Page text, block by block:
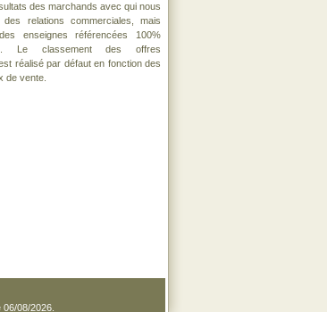
des marchands avec qui nous
des relations commerciales, mais
enseignes référencées 100%
Le classement des offres
réalisé par défaut en fonction des
de vente.
08/2026.